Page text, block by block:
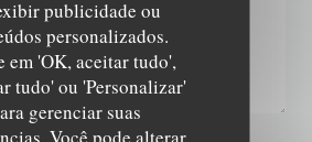
publicidade ou
personalizados.
em 'OK, aceitar tudo',
tudo' ou 'Personalizar'
gerenciar suas
Você pode alterar
L'EPICURIEN